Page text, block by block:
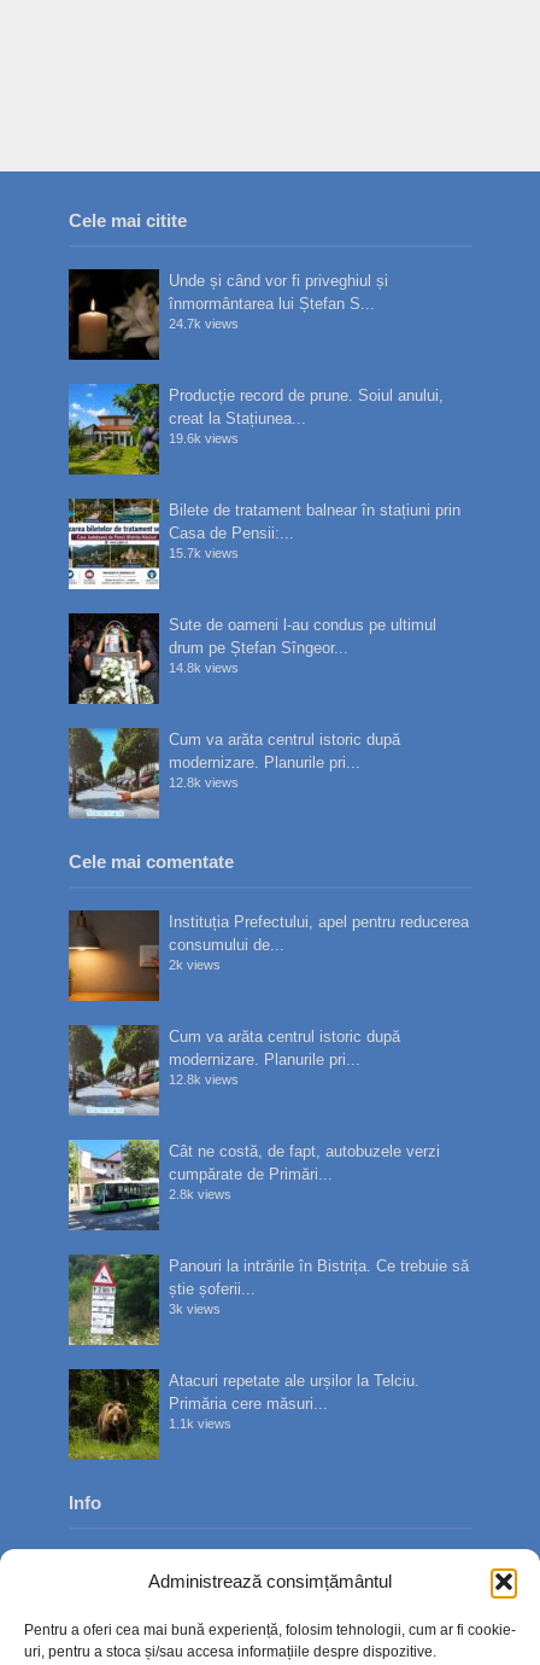
Administrează consimțământul
Pentru a oferi cea mai bună experiență, folosim tehnologii, cum ar fi cookie-
uri, pentru a stoca și/sau accesa informațiile despre dispozitive.
Cele mai citite
Unde și când vor fi priveghiul și
înmormântarea lui Ștefan S...
24.7k views
Producție record de prune. Soiul anului,
creat la Stațiunea...
19.6k views
Bilete de tratament balnear în stațiuni prin
Casa de Pensii:...
15.7k views
Sute de oameni l-au condus pe ultimul
drum pe Ștefan Sîngeor...
14.8k views
Cum va arăta centrul istoric după
modernizare. Planurile pri...
12.8k views
Cele mai comentate
Instituția Prefectului, apel pentru reducerea
consumului de...
2k views
Cum va arăta centrul istoric după
modernizare. Planurile pri...
12.8k views
Cât ne costă, de fapt, autobuzele verzi
cumpărate de Primări...
2.8k views
Panouri la intrările în Bistrița. Ce trebuie să
știe șoferii...
3k views
Atacuri repetate ale urșilor la Telciu.
Primăria cere măsuri...
1.1k views
Info
Contact